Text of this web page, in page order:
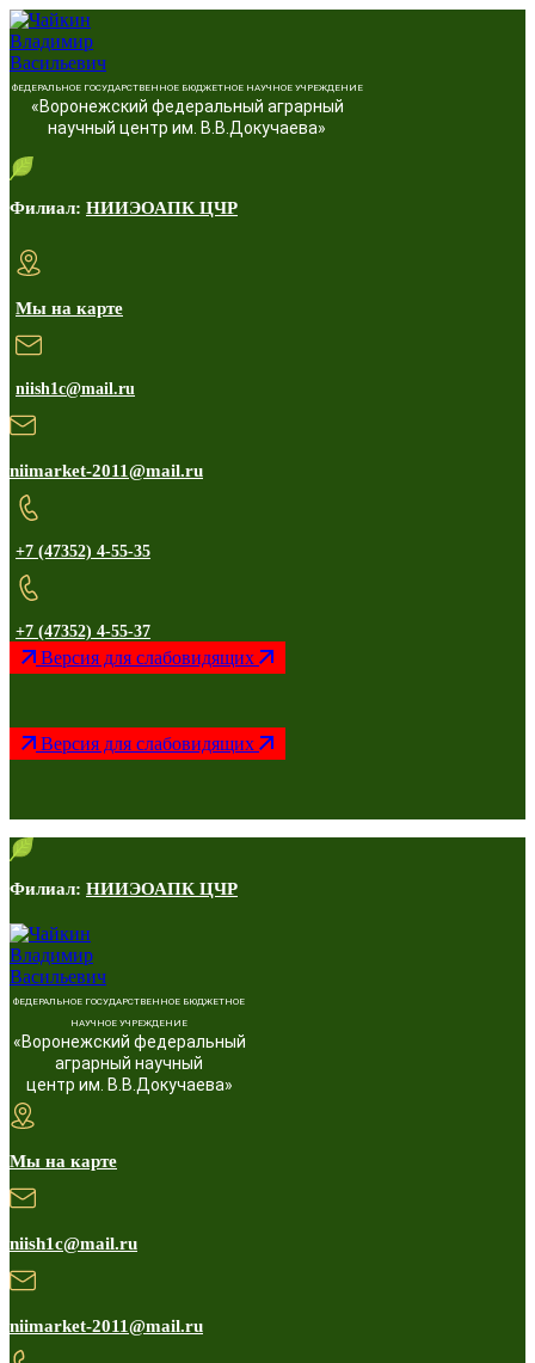
ФЕДЕРАЛЬНОЕ ГОСУДАРСТВЕННОЕ БЮДЖЕТНОЕ НАУЧНОЕ УЧРЕЖДЕНИЕ
«Воронежский федеральный аграрный
научный центр им. В.В.Докучаева»
Филиал: НИИЭОАПК ЦЧР
Мы на карте
niish1c@mail.ru
niimarket-2011@mail.ru
+7 (47352) 4-55-35
+7 (47352) 4-55-37
Версия для слабовидящих
Версия для слабовидящих
Филиал: НИИЭОАПК ЦЧР
ФЕДЕРАЛЬНОЕ ГОСУДАРСТВЕННОЕ БЮДЖЕТНОЕ
НАУЧНОЕ УЧРЕЖДЕНИЕ
«Воронежский федеральный
аграрный научный
центр им. В.В.Докучаева»
Мы на карте
niish1c@mail.ru
niimarket-2011@mail.ru